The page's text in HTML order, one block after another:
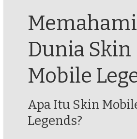
Memahami
Dunia Skin
Mobile
Apa Itu Skin
Legends?